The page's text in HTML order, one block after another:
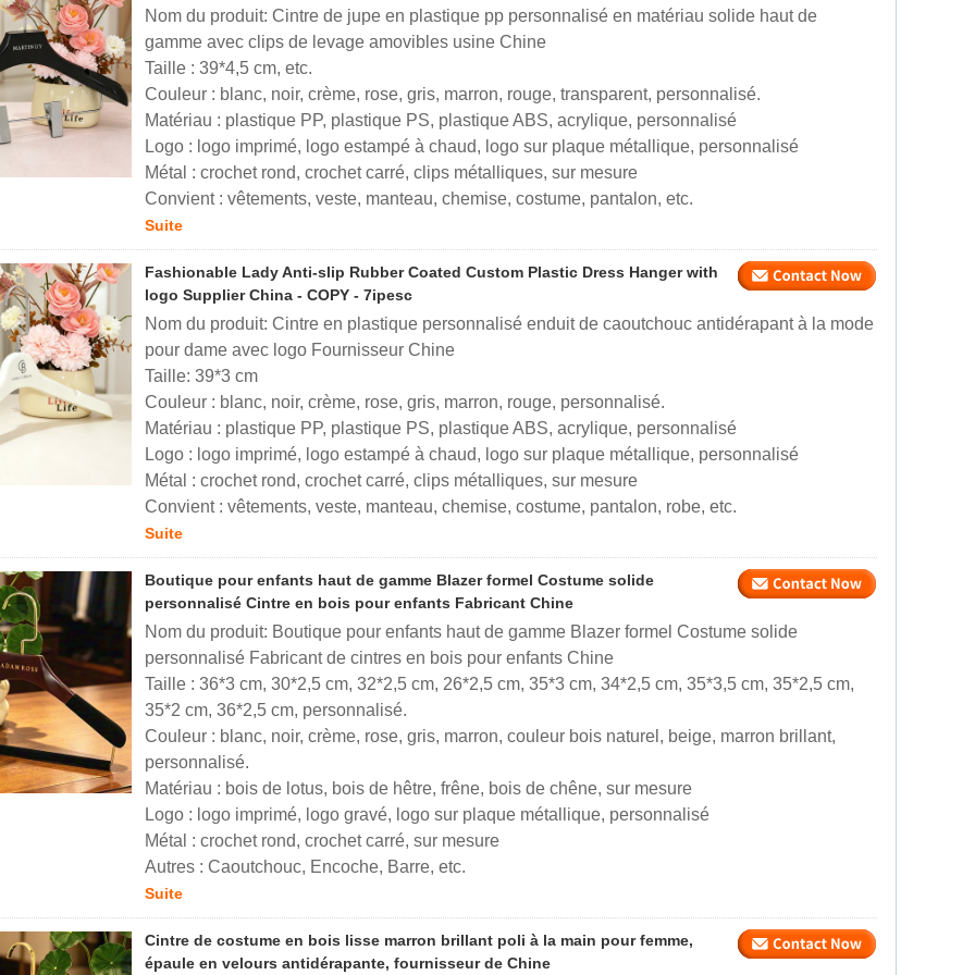
Nom du produit: Cintre de jupe en plastique pp personnalisé en matériau solide haut de
gamme avec clips de levage amovibles usine Chine
Taille : 39*4,5 cm, etc.
Couleur : blanc, noir, crème, rose, gris, marron, rouge, transparent, personnalisé.
Matériau : plastique PP, plastique PS, plastique ABS, acrylique, personnalisé
Logo : logo imprimé, logo estampé à chaud, logo sur plaque métallique, personnalisé
Métal : crochet rond, crochet carré, clips métalliques, sur mesure
Convient : vêtements, veste, manteau, chemise, costume, pantalon, etc.
Suite
Fashionable Lady Anti-slip Rubber Coated Custom Plastic Dress Hanger with
logo Supplier China - COPY - 7ipesc
Nom du produit: Cintre en plastique personnalisé enduit de caoutchouc antidérapant à la mode
pour dame avec logo Fournisseur Chine
Taille: 39*3 cm
Couleur : blanc, noir, crème, rose, gris, marron, rouge, personnalisé.
Matériau : plastique PP, plastique PS, plastique ABS, acrylique, personnalisé
Logo : logo imprimé, logo estampé à chaud, logo sur plaque métallique, personnalisé
Métal : crochet rond, crochet carré, clips métalliques, sur mesure
Convient : vêtements, veste, manteau, chemise, costume, pantalon, robe, etc.
Suite
Boutique pour enfants haut de gamme Blazer formel Costume solide
personnalisé Cintre en bois pour enfants Fabricant Chine
Nom du produit: Boutique pour enfants haut de gamme Blazer formel Costume solide
personnalisé Fabricant de cintres en bois pour enfants Chine
Taille : 36*3 cm, 30*2,5 cm, 32*2,5 cm, 26*2,5 cm, 35*3 cm, 34*2,5 cm, 35*3,5 cm, 35*2,5 cm,
35*2 cm, 36*2,5 cm, personnalisé.
Couleur : blanc, noir, crème, rose, gris, marron, couleur bois naturel, beige, marron brillant,
personnalisé.
Matériau : bois de lotus, bois de hêtre, frêne, bois de chêne, sur mesure
Logo : logo imprimé, logo gravé, logo sur plaque métallique, personnalisé
Métal : crochet rond, crochet carré, sur mesure
Autres : Caoutchouc, Encoche, Barre, etc.
Suite
Cintre de costume en bois lisse marron brillant poli à la main pour femme,
épaule en velours antidérapante, fournisseur de Chine